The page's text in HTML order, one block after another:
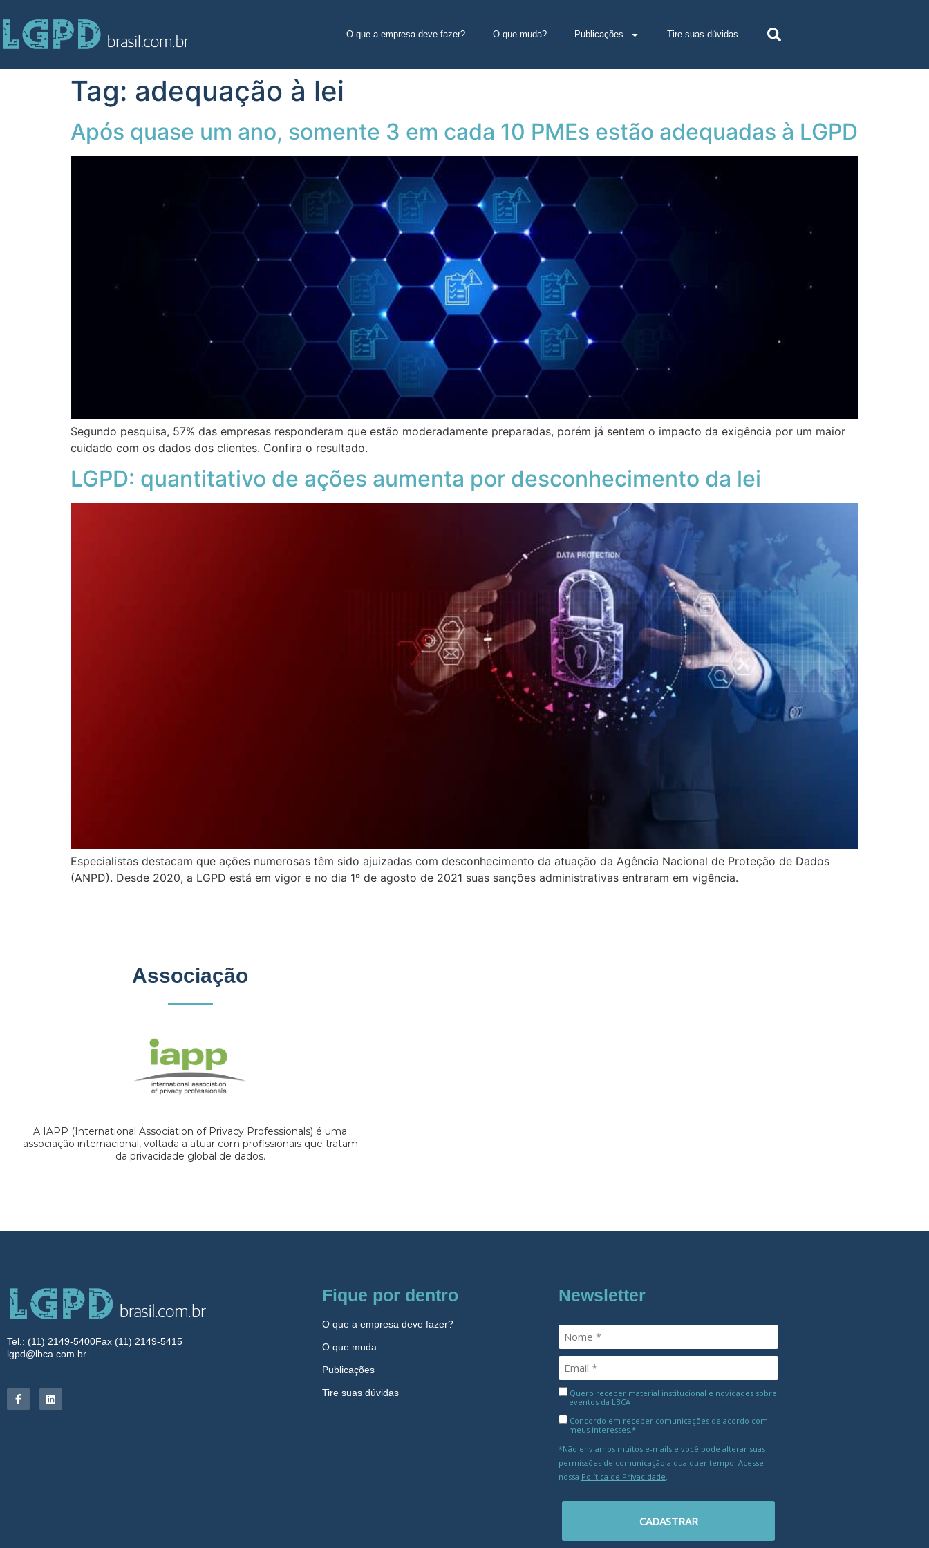
O que a empresa deve fazer? O que muda? Publicações Tire suas dúvidas
Tag: adequação à lei
Após quase um ano, somente 3 em cada 10 PMEs estão adequadas à LGPD
Segundo pesquisa, 57% das empresas responderam que estão moderadamente preparadas, porém já sentem o impacto da exigência por um maior
cuidado com os dados dos clientes. Confira o resultado.
LGPD: quantitativo de ações aumenta por desconhecimento da lei
Especialistas destacam que ações numerosas têm sido ajuizadas com desconhecimento da atuação da Agência Nacional de Proteção de Dados
(ANPD). Desde 2020, a LGPD está em vigor e no dia 1º de agosto de 2021 suas sanções administrativas entraram em vigência.
Associação
A IAPP (International Association of Privacy Professionals) é uma
associação internacional, voltada a atuar com profissionais que tratam
da privacidade global de dados.
Tel.: (11) 2149-5400Fax (11) 2149-5415
lgpd@lbca.com.br
Fique por dentro
O que a empresa deve fazer?
O que muda
Publicações
Tire suas dúvidas
Newsletter
Quero receber material institucional e novidades sobre
eventos da LBCA
Concordo em receber comunicações de acordo com
meus interesses.*
*Não enviamos muitos e-mails e você pode alterar suas
permissões de comunicação a qualquer tempo. Acesse
nossa Política de Privacidade.
CADASTRAR